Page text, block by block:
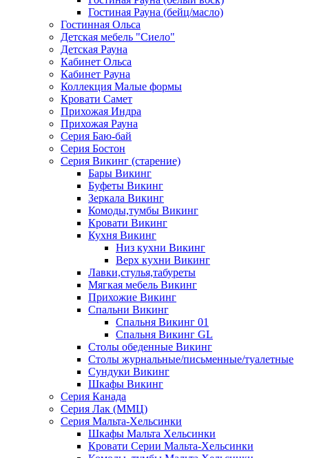
Гостиная Рауна (бейц/масло)
Гостинная Ольса
Детская мебель "Сиело"
Детская Рауна
Кабинет Ольса
Кабинет Рауна
Коллекция Малые формы
Кровати Самет
Прихожая Индра
Прихожая Рауна
Серия Баю-бай
Серия Бостон
Серия Викинг (старение)
Бары Викинг
Буфеты Викинг
Зеркала Викинг
Комоды,тумбы Викинг
Кровати Викинг
Кухня Викинг
Низ кухни Викинг
Верх кухни Викинг
Лавки,стулья,табуреты
Мягкая мебель Викинг
Прихожие Викинг
Спальни Викинг
Спальня Викинг 01
Спальня Викинг GL
Столы обеденные Викинг
Столы журнальные/письменные/туалетные
Сундуки Викинг
Шкафы Викинг
Серия Канада
Серия Лак (ММЦ)
Серия Мальта-Хельсинки
Шкафы Мальта Хельсинки
Кровати Серии Мальта-Хельсинки